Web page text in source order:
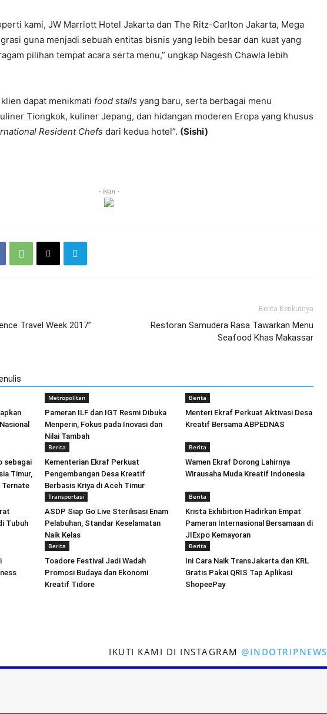
kami, JW Marriott Hotel Jakarta dan The Ritz-Carlton Jakarta, Mega
guna menjadi sebuah entitas bisnis yang lebih besar dan kuat yang
pilihan tempat acara serta menu,” ungkap Nagesh Chawla lebih
dapat menikmati food stalls yang baru, serta berbagai menu
Tiongkok, kuliner Jepang, dan hidangan moderen Eropa yang khusus
Resident Chefs dari kedua hotel”. (Sishi)
- iklan -
Travel Week 2017”
Berita Berikutnya
Restoran Samudera Rasa Tawarkan Menu
Seafood Khas Makassar
Metropolitan
Pameran ILF dan IGT Resmi Dibuka
Menperin, Fokus pada Inovasi dan
Nilai Tambah
Berita
Menteri Ekraf Perkuat Aktivasi Desa
Kreatif Bersama ABPEDNAS
sebagai
Timur,
Ternate
Berita
Kementerian Ekraf Perkuat
Pengembangan Desa Kreatif
Berbasis Kriya di Aceh Timur
Berita
Wamen Ekraf Dorong Lahirnya
Wirausaha Muda Kreatif Indonesia
Tubuh
Transportasi
ASDP Siap Go Live Sterilisasi Enam
Pelabuhan, Standar Keselamatan
Naik Kelas
Berita
Krista Exhibition Hadirkan Empat
Pameran Internasional Bersamaan di
JIExpo Kemayoran
Berita
Toadore Festival Jadi Wadah
Promosi Budaya dan Ekonomi
Kreatif Tidore
Berita
Ini Cara Naik TransJakarta dan KRL
Gratis Pakai QRIS Tap Aplikasi
ShopeePay
IKUTI KAMI DI INSTAGRAM@INDOTRIPNEWS